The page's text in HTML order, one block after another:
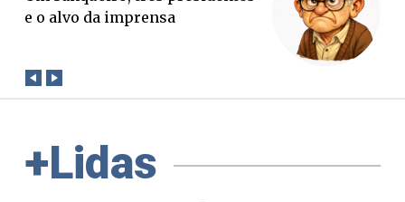
verdade. Mas quem paga a
+Lidas